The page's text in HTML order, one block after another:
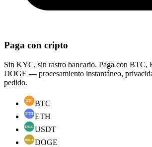
Paga con cripto
Sin KYC, sin rastro bancario. Paga con
DOGE — procesamiento instantáneo,
pedido.
BTC
ETH
USDT
DOGE